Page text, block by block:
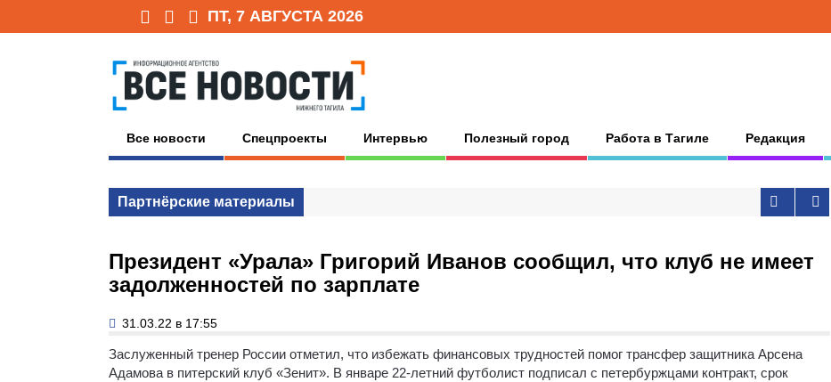
ПТ, 7 АВГУСТА 2026
Все новости Спецпроекты Интервью Полезный город Работа в Тагиле Редакция
Партнёрские материалы
Президент «Урала» Григорий Иванов сообщил, что клуб не имеет
задолженностей по зарплате
31.03.22 в 17:55
Заслуженный тренер России отметил, что избежать финансовых трудностей помог трансфер защитника Арсена
Адамова в питерский клуб «Зенит». В январе 22-летний футболист подписал с петербуржцами контракт, срок